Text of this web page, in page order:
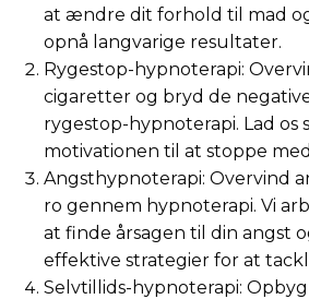
at ændre dit forhold til mad
opnå langvarige resultater.
Rygestop-hypnoterapi:
cigaretter og bryd de
rygestop-hypnoterapi. Lad os
motivationen til at stoppe
Angsthypnoterapi: Overvind
ro gennem hypnoterapi. Vi
at finde årsagen til din angst
effektive strategier for at
Selvtillids-hypnoterapi: